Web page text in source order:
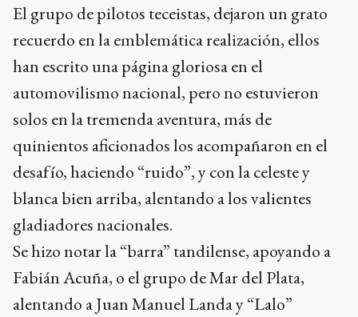
El grupo de pilotos teceistas, dejaron un grato
recuerdo en la emblemática realización, ellos
han escrito una página gloriosa en el
automovilismo nacional, pero no estuvieron
solos en la tremenda aventura, más de
quinientos aficionados los acompañaron en el
desafío, haciendo “ruido”, y con la celeste y
blanca bien arriba, alentando a los valientes
gladiadores nacionales.
Se hizo notar la “barra” tandilense, apoyando a
Fabián Acuña, o el grupo de Mar del Plata,
alentando a Juan Manuel Landa y “Lalo”